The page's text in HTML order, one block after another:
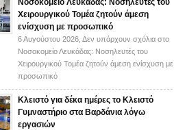
Νοσοκομείο Λευκάδας: Νοσηλευτές του
Χειρουργικού Τομέα ζητούν άμεση
ενίσχυση με προσωπικό
6 Αυγούστου 2026, Δεν υπάρχουν σχόλια στο
Νοσοκομείο Λευκάδας: Νοσηλευτές του
Χειρουργικού Τομέα ζητούν άμεση ενίσχυση με
προσωπικό
Κλειστό για δέκα ημέρες το Κλειστό
Γυμναστήριο στα Βαρδάνια λόγω
εργασιών